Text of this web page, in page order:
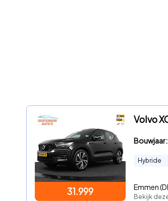
31.999
Volvo
Bouwjaar:
Hybride
Emmen
Bekijk